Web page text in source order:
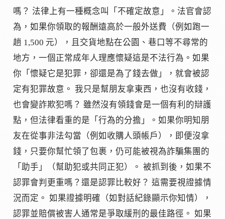
嗎？ 法律上有一種概念叫「不確定故意」。法官會認
為，如果你領取的報酬遠高於一般外送費（例如跑一
趟 1,500 元），且交貨地點在公園、巷口等不尋常的
地方，一個正常成年人理應懷疑這是不法行為。如果
你「懷疑它是犯罪，卻還是為了錢去做」，就會被認
定有犯罪故意。 我只是幫朋友拿東西，也沒有收錢，
也會變詐欺犯嗎？ 雖然沒有領錢會是一個有利的辯護
點，但法律看重的是「行為的分擔」。如果你明知朋
友在從事非法勾當（例如收購人頭帳戶），即便沒拿
錢，只要你幫忙領了包裹，仍可能被視為詐騙集團的
「助手」（幫助犯或共同正犯）。 被抓到後，如果不
認罪會判更重嗎？還是認罪比較好？ 這需要視證據情
況而定。 如果證據明確（如對話紀錄顯示你知情），
認罪並賠償被害人通常是爭取緩刑的最佳路徑。 如果